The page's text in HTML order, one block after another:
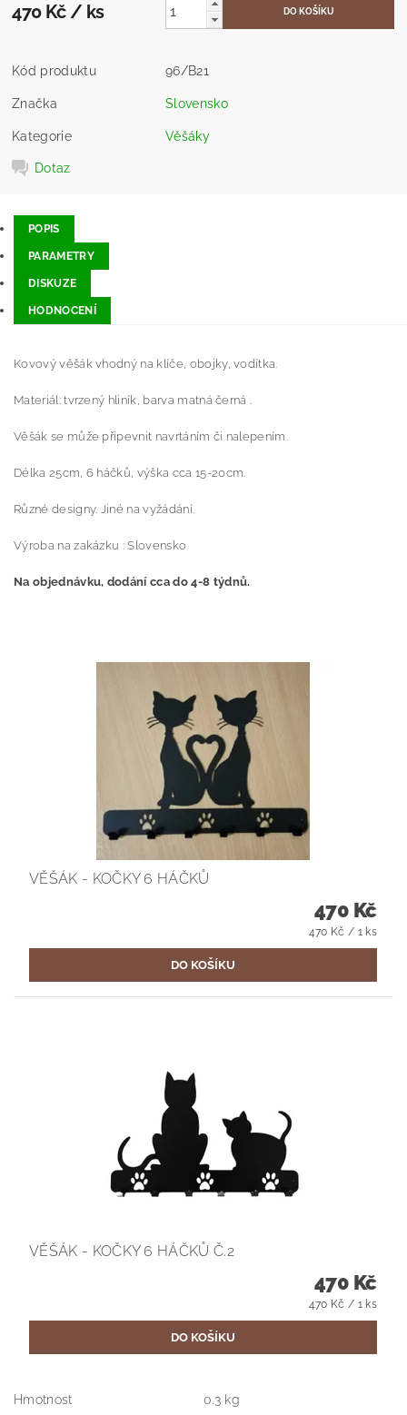
470 Kč/ ks
Kód produktu 96/B21
Značka Slovensko
Kategorie Věšáky
Dotaz
POPIS
PARAMETRY
DISKUZE
HODNOCENÍ
Kovový věšák vhodný na klíče, obojky, vodítka.
Materiál: tvrzený hliník, barva matná černá .
Věšák se může připevnit navrtáním či nalepením.
Délka 25cm, 6 háčků, výška cca 15-20cm.
Různé designy. Jiné na vyžádání.
Výroba na zakázku : Slovensko
Na objednávku, dodání cca do 4-8 týdnů.
VĚŠÁK - KOČKY 6 HÁČKŮ
470 Kč
470 Kč / 1 ks
VĚŠÁK - KOČKY 6 HÁČKŮ Č.2
470 Kč
470 Kč / 1 ks
Hmotnost 0.3 kg